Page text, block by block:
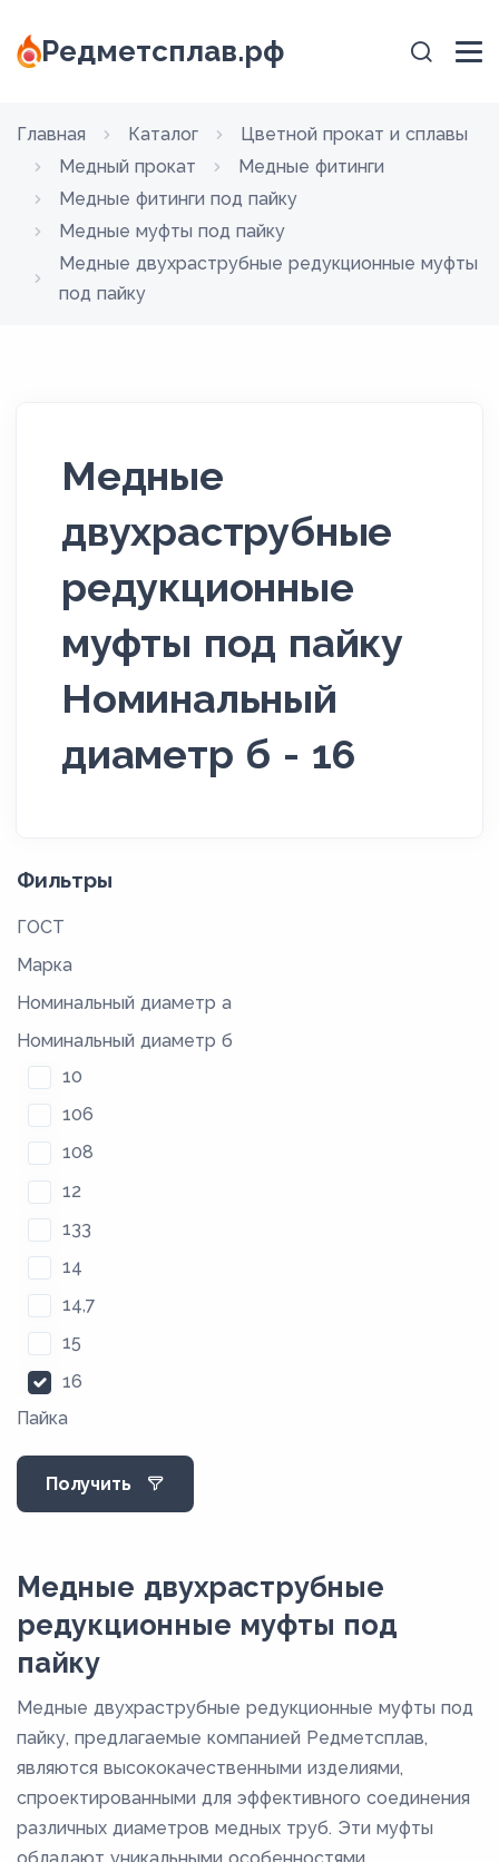
Редметсплав.рф
Главная Каталог
Цветной прокат и сплавы
Медный прокат
Медные фитинги
Медные фитинги под пайку
Медные муфты под пайку
Медные двухраструбные редукционные муфты
под пайку
Медные
двухраструбные
редукционные
муфты под пайку
Номинальный
диаметр б - 16
Фильтры
ГОСТ
Марка
Номинальный диаметр а
Номинальный диаметр б
10
106
108
12
133
14
14,7
15
16
18
21
22
34
40,5
42
53,6
Пайка
Получить
Медные двухраструбные
редукционные муфты под
пайку
Медные двухраструбные редукционные муфты под
пайку, предлагаемые компанией Редметсплав,
являются высококачественными изделиями,
спроектированными для эффективного соединения
различных диаметров медных труб. Эти муфты